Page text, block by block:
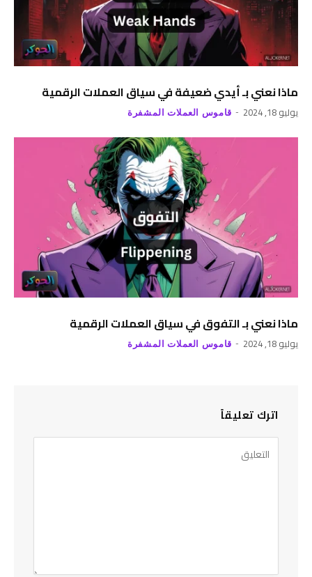
ماذا نعني بـ أيدي ضعيفة في سياق العملات الرقمية
يوليو 18, 2024 قاموس العملات المشفرة
ماذا نعني بـ التفوق في سياق العملات الرقمية
يوليو 18, 2024 قاموس العملات المشفرة
اترك تعليقاً